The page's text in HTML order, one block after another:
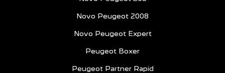
Novo Peugeot 2008
Novo Peugeot Expert
Peugeot Boxer
Peugeot Partner Rapid